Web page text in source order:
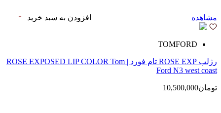
مشاهده افزودن به سبد خرید
TOMFORD
رژلب ROSE EXP تام فورد | ROSE EXPOSED LIP COLOR Tom
Ford N3 west coast
تومان10,500,000